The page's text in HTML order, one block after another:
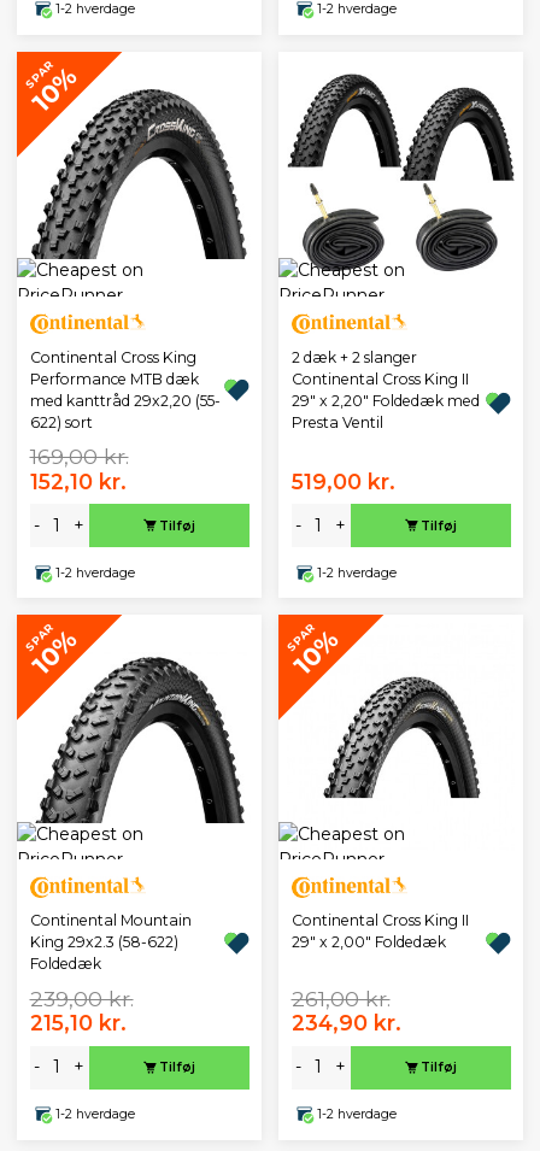
1-2 hverdage 1-2 hverdage
SPAR
10%
Continental Cross King
Performance MTB dæk
med kanttråd 29x2,20 (55-
622) sort
169,00 kr.
152,10 kr.
- + Tilføj
1-2 hverdage
2 dæk + 2 slanger
Continental Cross King II
29" x 2,20" Foldedæk med
Presta Ventil
519,00 kr.
- + Tilføj
1-2 hverdage
SPAR
10%
Continental Mountain
King 29x2.3 (58-622)
Foldedæk
239,00 kr.
215,10 kr.
- + Tilføj
1-2 hverdage
SPAR
10%
Continental Cross King II
29" x 2,00" Foldedæk
261,00 kr.
234,90 kr.
- + Tilføj
1-2 hverdage